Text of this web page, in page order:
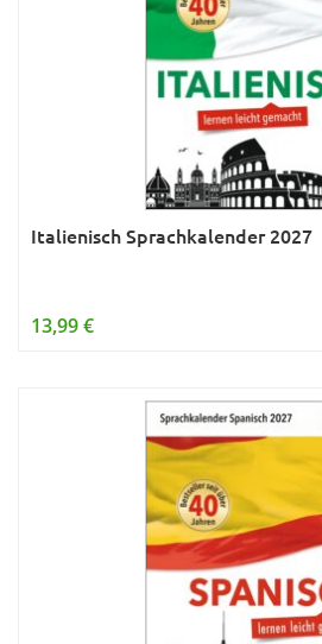
Italienisch Sprachkalender 2027
13,99 €